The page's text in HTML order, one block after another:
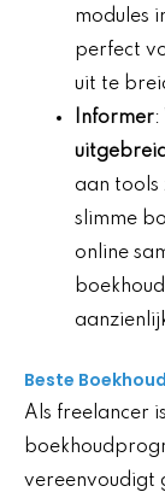
modules
perfect
uit te
Informer:
aan tools
slimme
online
Beste
Als freelancer
vereenvoudigt